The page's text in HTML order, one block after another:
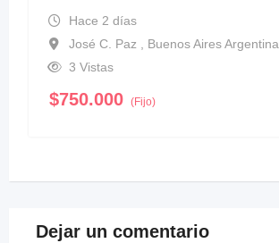
Hace 2 días
José C. Paz , Buenos Aires Argentina
3 Vistas
$750.000 (Fijo)
Dejar un comentario